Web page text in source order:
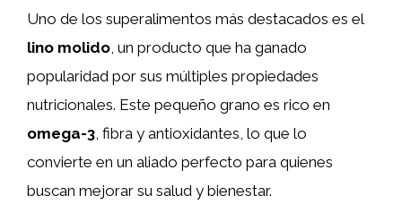
Uno de los superalimentos más destacados es el
lino molido, un producto que ha ganado
popularidad por sus múltiples propiedades
nutricionales. Este pequeño grano es rico en
omega-3, fibra y antioxidantes, lo que lo
convierte en un aliado perfecto para quienes
buscan mejorar su salud y bienestar.